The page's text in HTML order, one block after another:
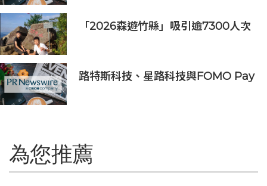
「2026森遊竹縣」吸引逾7300人次
路特斯科技、星路科技與FOMO Pay
為您推薦